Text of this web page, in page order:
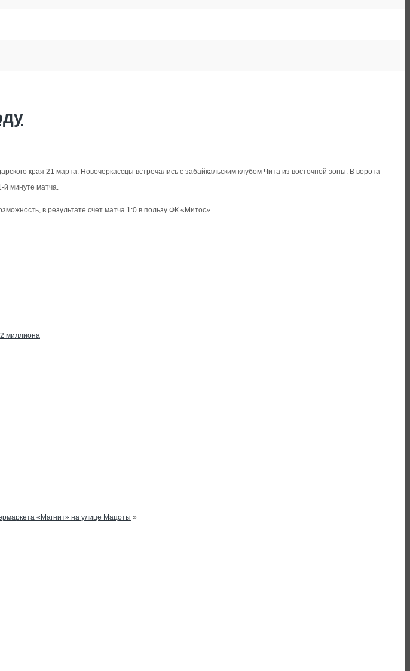
края 21 марта. Новочеркассцы встречались с забайкальским клубом Чита из восточной зоны. В ворота
й минуте матча.
в результате счет матча 1:0 в пользу ФК «Митос».
миллиона
«Магнит» на улице Мацоты »